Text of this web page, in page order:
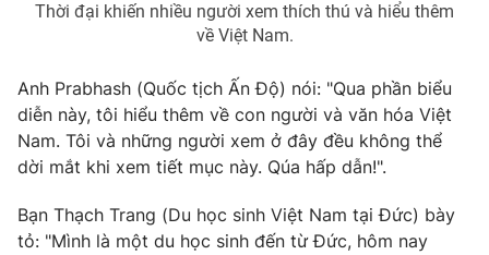
Tấm lòng Việt
VTV4 Vươn mình bằng AI
VTV9 VTV8
Liên hệ tòa soạn English
Thời đại khiến nhiều người xem thích thú và hiểu thêm
về Việt Nam.
Anh Prabhash (Quốc tịch Ấn Độ) nói: "Qua phần biểu
diễn này, tôi hiểu thêm về con người và văn hóa Việt
Nam. Tôi và những người xem ở đây đều không thể
dời mắt khi xem tiết mục này. Qúa hấp dẫn!".
Bạn Thạch Trang (Du học sinh Việt Nam tại Đức) bày
tỏ: "Mình là một du học sinh đến từ Đức, hôm nay